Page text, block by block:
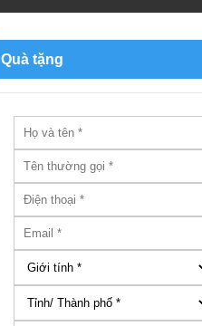
Quà tặng